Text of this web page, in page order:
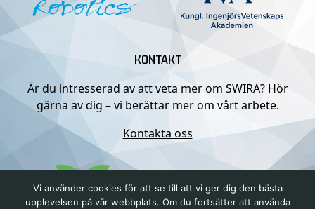
KONTAKT
Är du intresserad av att veta mer om SWIRA? Hör
gärna av dig – vi berättar mer om vårt arbete.
Kontakta oss
Vi använder cookies för att se till att vi ger dig den bästa
upplevelsen på vår webbplats. Om du fortsätter att använda